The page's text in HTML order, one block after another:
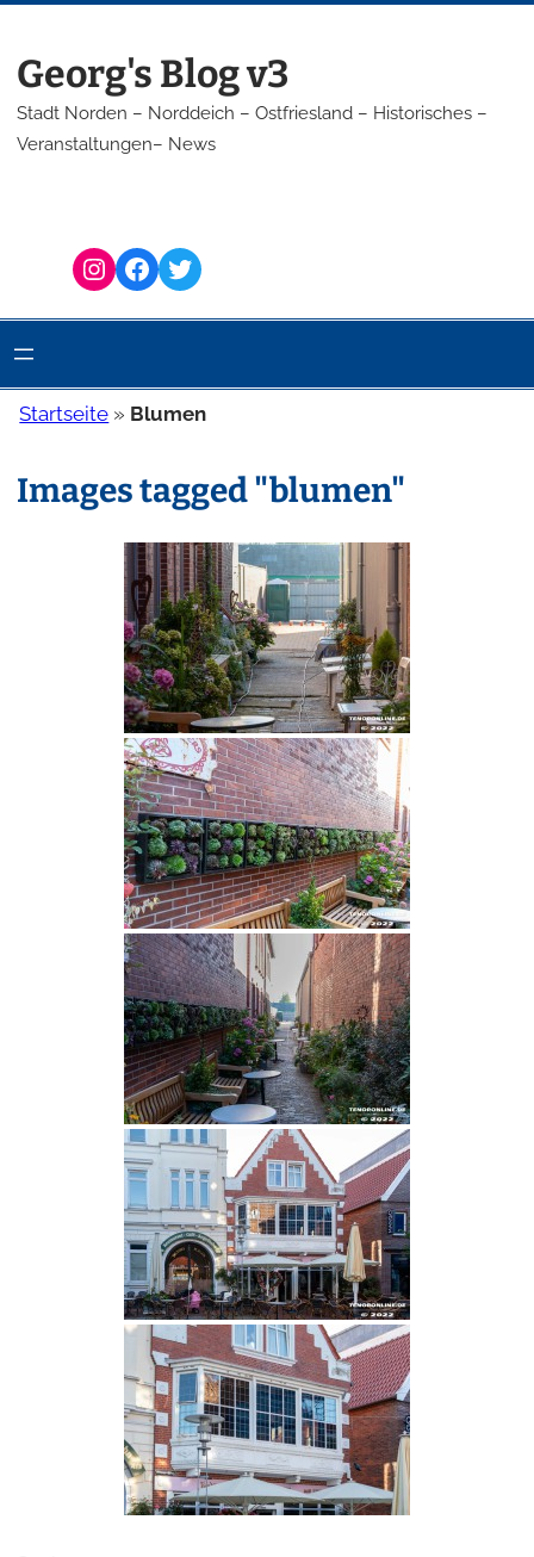
springen
Georg's Blog v3
Stadt Norden – Norddeich – Ostfriesland – Historisches –
Veranstaltungen– News
Instagram Facebook Twitter
Startseite » Blumen
Images tagged "blumen"